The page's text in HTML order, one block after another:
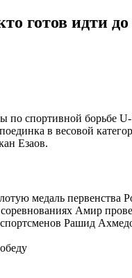
готов идти
спортивной борьбе
в весовой
Езаов.
медаль
Амир
Рашид